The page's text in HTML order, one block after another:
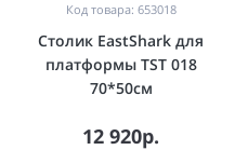
Код товара: 653018
Столик EastShark для
платформы TST 018
70*50см
12 920р.